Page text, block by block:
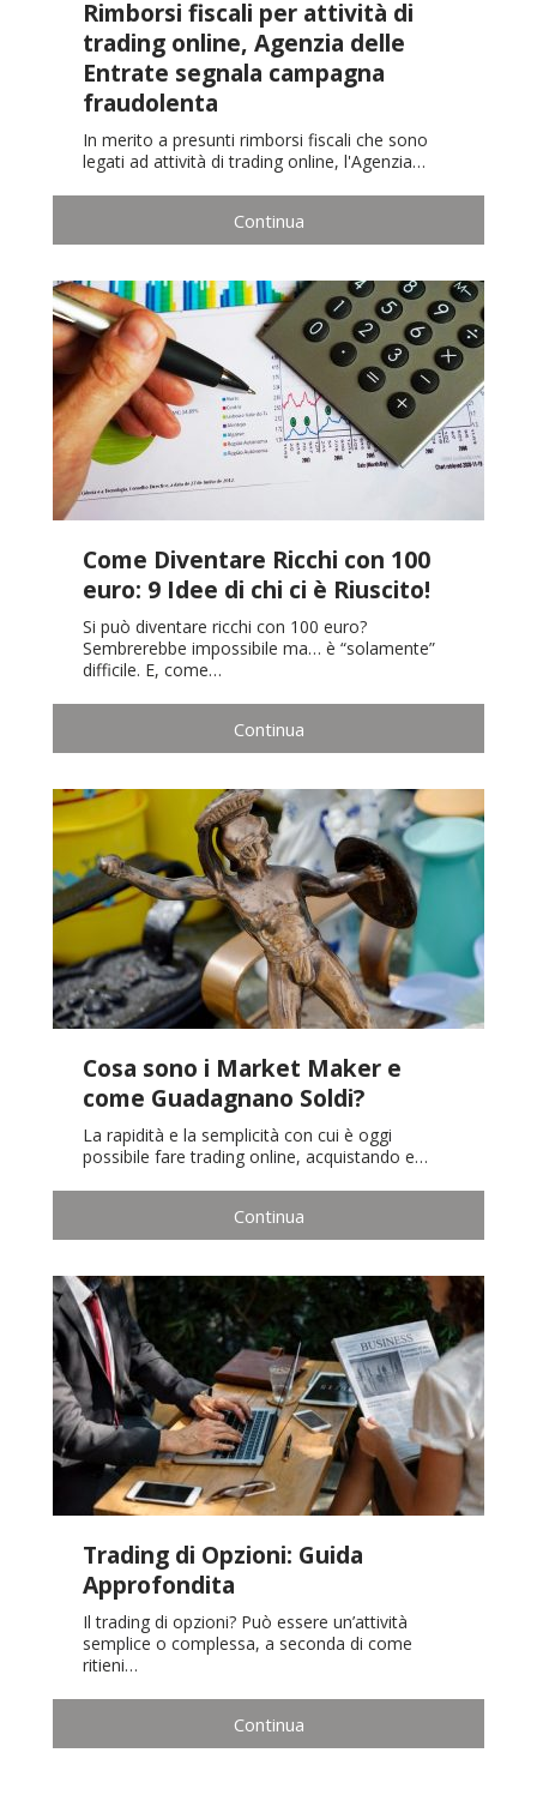
Rimborsi fiscali per attività di
trading online, Agenzia delle
Entrate segnala campagna
fraudolenta
In merito a presunti rimborsi fiscali che sono
legati ad attività di trading online, l'Agenzia…
Continua
Come Diventare Ricchi con 100
euro: 9 Idee di chi ci è Riuscito!
Si può diventare ricchi con 100 euro?
Sembrerebbe impossibile ma… è “solamente”
difficile. E, come…
Continua
Cosa sono i Market Maker e
come Guadagnano Soldi?
La rapidità e la semplicità con cui è oggi
possibile fare trading online, acquistando e…
Continua
Trading di Opzioni: Guida
Approfondita
Il trading di opzioni? Può essere un’attività
semplice o complessa, a seconda di come
ritieni…
Continua